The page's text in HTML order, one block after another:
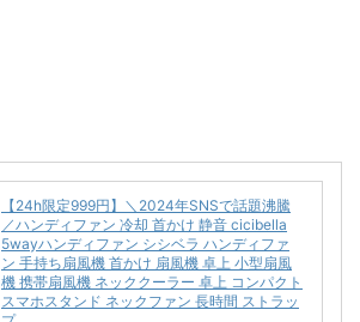
【24h限定999円】＼2024年SNSで話題沸騰
／ハンディファン 冷却 首かけ 静音 cicibella
5wayハンディファン シシベラ ハンディファ
ン 手持ち扇風機 首かけ 扇風機 卓上 小型扇風
機 携帯扇風機 ネッククーラー 卓上 コンパクト
スマホスタンド ネックファン 長時間 ストラッ